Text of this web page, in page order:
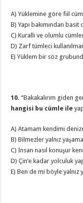
A) Yüklemine göre fiil
B) Yapı bakımından basit
C) Kurallı ve olumlu
D) Zarf tümleci
E) Yüklem bir söz
10. “Bakakalırım giden
hangisi bu cümle ile
A) Atamam kendimi
B) Bilmezler yalnız
C) İnsan nasıl konuşur
D) Çin’e kadar yolculuk
E) Ben de mi böyle yalnız